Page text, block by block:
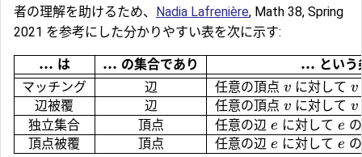
者の理解を助けるため、 Nadia Lafrenière, Math 38, Spring
2021 を参考にした分かりやすい表を次に示す:
... は
マッチング
辺被覆
独立集合
頂点被覆
... の集合であり
辺
辺
頂点
頂点
... とい
任意の頂点 v に対して v
任意の頂点 v に対して v
任意の辺 e に対して e
任意の辺 e に対して e